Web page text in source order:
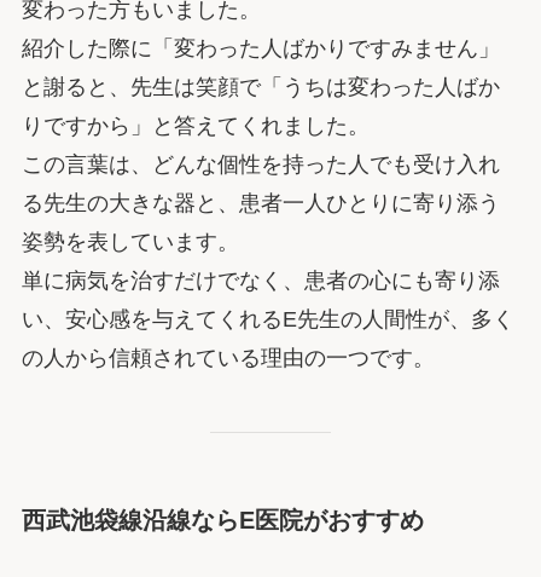
変わった方もいました。
紹介した際に「変わった人ばかりですみません」
と謝ると、先生は笑顔で「うちは変わった人ばか
りですから」と答えてくれました。
この言葉は、どんな個性を持った人でも受け入れ
る先生の大きな器と、患者一人ひとりに寄り添う
姿勢を表しています。
単に病気を治すだけでなく、患者の心にも寄り添
い、安心感を与えてくれるE先生の人間性が、多く
の人から信頼されている理由の一つです。
西武池袋線沿線ならE医院がおすすめ